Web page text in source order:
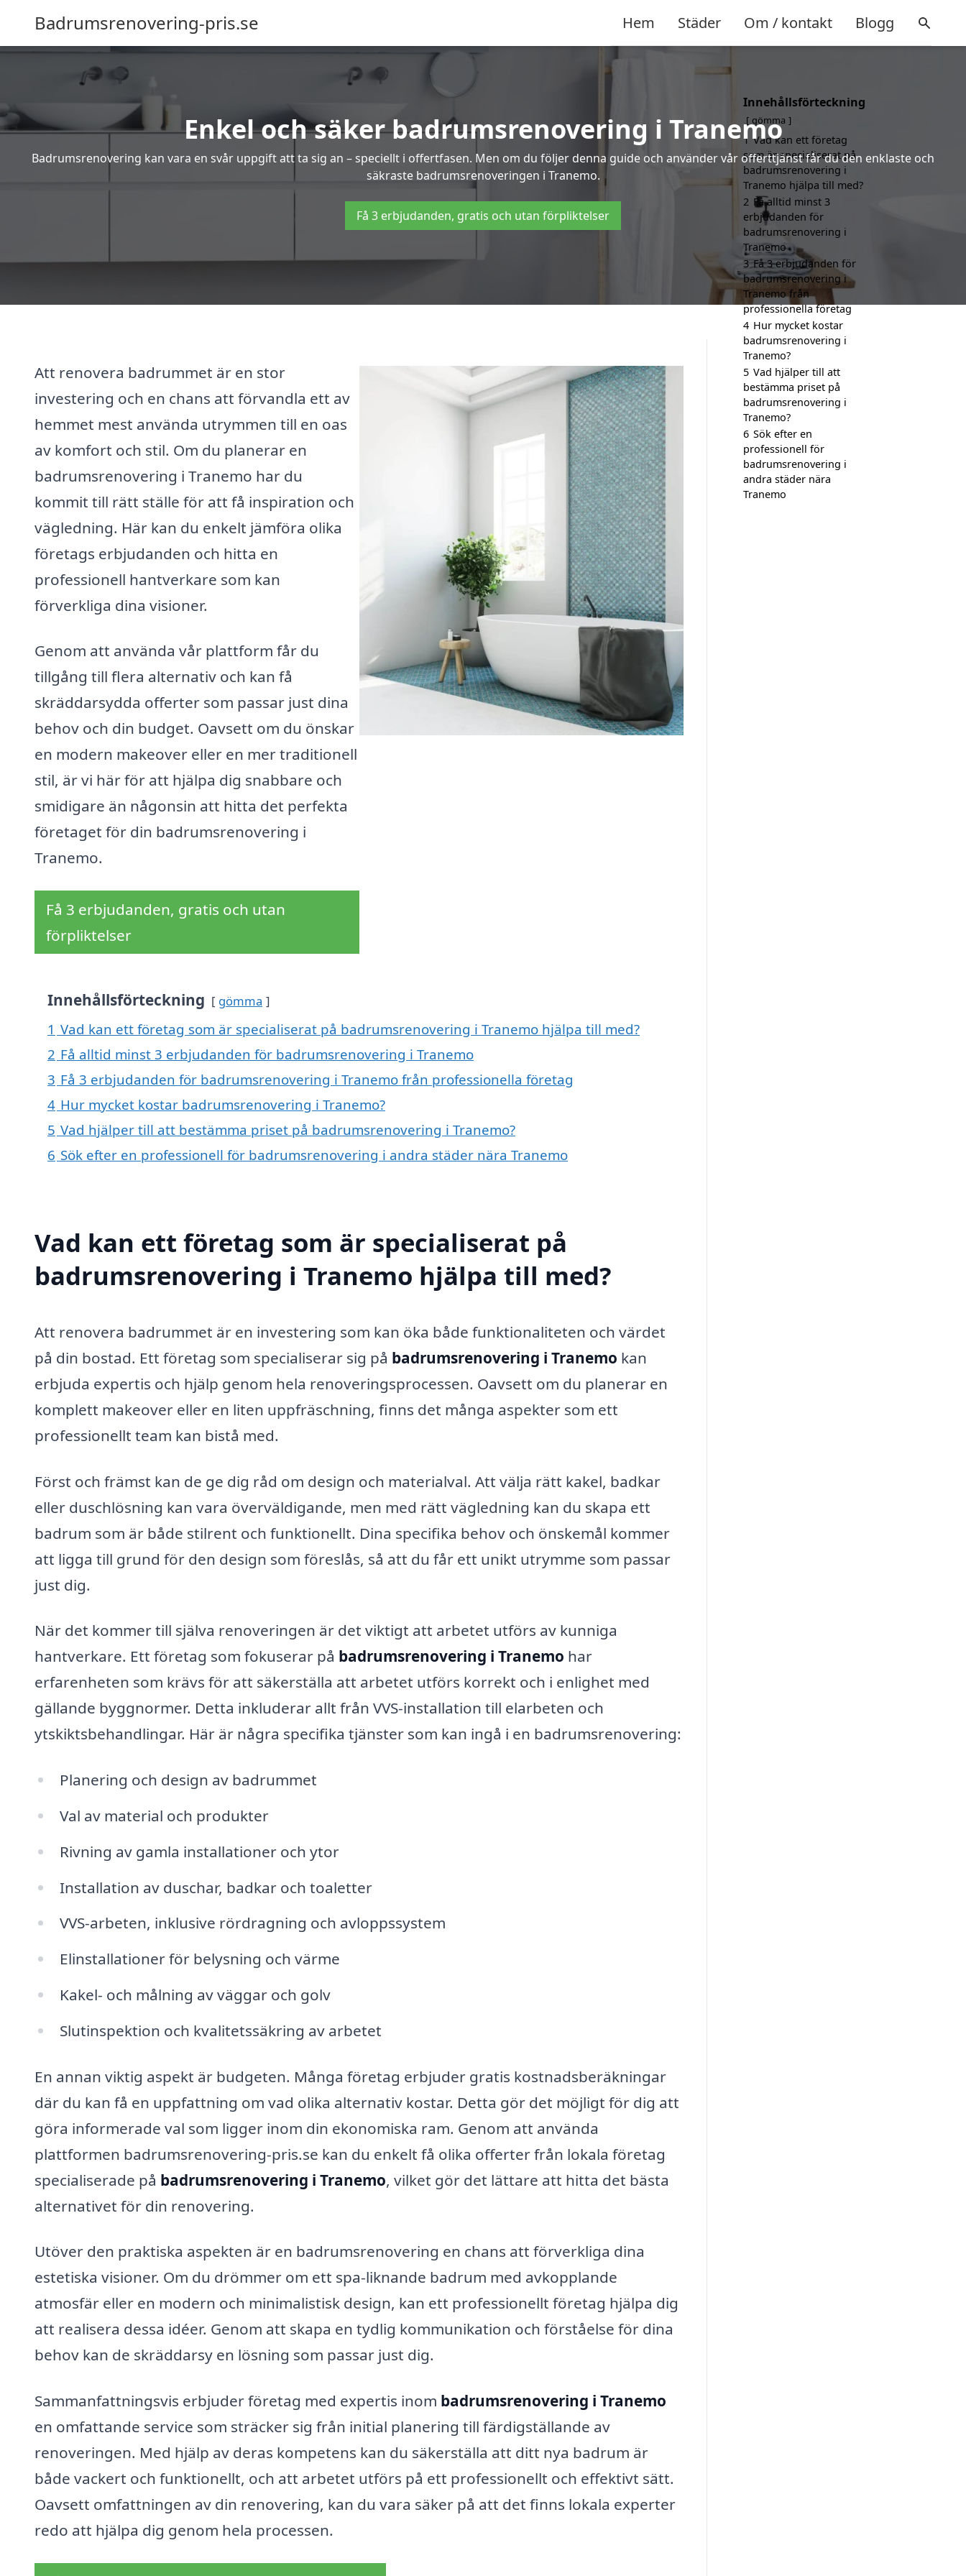
Badrumsrenovering-pris.se Hem Städer Om / kontakt Blogg
Enkel och säker badrumsrenovering i Tranemo
Badrumsrenovering kan vara en svår uppgift att ta sig an – speciellt i offertfasen. Men om du följer denna guide och använder vår offerttjänst får du den enklaste och
säkraste badrumsrenoveringen i Tranemo.
Få 3 erbjudanden, gratis och utan förpliktelser
Att renovera badrummet är en stor
investering och en chans att förvandla ett av
hemmet mest använda utrymmen till en oas
av komfort och stil. Om du planerar en
badrumsrenovering i Tranemo har du
kommit till rätt ställe för att få inspiration och
vägledning. Här kan du enkelt jämföra olika
företags erbjudanden och hitta en
professionell hantverkare som kan
förverkliga dina visioner.
Genom att använda vår plattform får du
tillgång till flera alternativ och kan få
skräddarsydda offerter som passar just dina
behov och din budget. Oavsett om du önskar
en modern makeover eller en mer traditionell
stil, är vi här för att hjälpa dig snabbare och
smidigare än någonsin att hitta det perfekta
företaget för din badrumsrenovering i
Tranemo.
Få 3 erbjudanden, gratis och utan
förpliktelser
Innehållsförteckning gömma
1 Vad kan ett företag som är specialiserat på badrumsrenovering i Tranemo hjälpa till med?
2 Få alltid minst 3 erbjudanden för badrumsrenovering i Tranemo
3 Få 3 erbjudanden för badrumsrenovering i Tranemo från professionella företag
4 Hur mycket kostar badrumsrenovering i Tranemo?
5 Vad hjälper till att bestämma priset på badrumsrenovering i Tranemo?
6 Sök efter en professionell för badrumsrenovering i andra städer nära Tranemo
Vad kan ett företag som är specialiserat på
badrumsrenovering i Tranemo hjälpa till med?
Att renovera badrummet är en investering som kan öka både funktionaliteten och värdet
på din bostad. Ett företag som specialiserar sig på badrumsrenovering i Tranemo kan
erbjuda expertis och hjälp genom hela renoveringsprocessen. Oavsett om du planerar en
komplett makeover eller en liten uppfräschning, finns det många aspekter som ett
professionellt team kan bistå med.
Först och främst kan de ge dig råd om design och materialval. Att välja rätt kakel, badkar
eller duschlösning kan vara överväldigande, men med rätt vägledning kan du skapa ett
badrum som är både stilrent och funktionellt. Dina specifika behov och önskemål kommer
att ligga till grund för den design som föreslås, så att du får ett unikt utrymme som passar
just dig.
När det kommer till själva renoveringen är det viktigt att arbetet utförs av kunniga
hantverkare. Ett företag som fokuserar på badrumsrenovering i Tranemo har
erfarenheten som krävs för att säkerställa att arbetet utförs korrekt och i enlighet med
gällande byggnormer. Detta inkluderar allt från VVS-installation till elarbeten och
ytskiktsbehandlingar. Här är några specifika tjänster som kan ingå i en badrumsrenovering:
Planering och design av badrummet
Val av material och produkter
Rivning av gamla installationer och ytor
Installation av duschar, badkar och toaletter
VVS-arbeten, inklusive rördragning och avloppssystem
Elinstallationer för belysning och värme
Kakel- och målning av väggar och golv
Slutinspektion och kvalitetssäkring av arbetet
En annan viktig aspekt är budgeten. Många företag erbjuder gratis kostnadsberäkningar
där du kan få en uppfattning om vad olika alternativ kostar. Detta gör det möjligt för dig att
göra informerade val som ligger inom din ekonomiska ram. Genom att använda
plattformen badrumsrenovering-pris.se kan du enkelt få olika offerter från lokala företag
specialiserade på badrumsrenovering i Tranemo, vilket gör det lättare att hitta det bästa
alternativet för din renovering.
Utöver den praktiska aspekten är en badrumsrenovering en chans att förverkliga dina
estetiska visioner. Om du drömmer om ett spa-liknande badrum med avkopplande
atmosfär eller en modern och minimalistisk design, kan ett professionellt företag hjälpa dig
att realisera dessa idéer. Genom att skapa en tydlig kommunikation och förståelse för dina
behov kan de skräddarsy en lösning som passar just dig.
Sammanfattningsvis erbjuder företag med expertis inom badrumsrenovering i Tranemo
en omfattande service som sträcker sig från initial planering till färdigställande av
renoveringen. Med hjälp av deras kompetens kan du säkerställa att ditt nya badrum är
både vackert och funktionellt, och att arbetet utförs på ett professionellt och effektivt sätt.
Oavsett omfattningen av din renovering, kan du vara säker på att det finns lokala experter
redo att hjälpa dig genom hela processen.
Innehållsförteckning
gömma
1 Vad kan ett företag
som är specialiserat på
badrumsrenovering i
Tranemo hjälpa till med?
2 Få alltid minst 3
erbjudanden för
badrumsrenovering i
Tranemo
3 Få 3 erbjudanden för
badrumsrenovering i
Tranemo från
professionella företag
4 Hur mycket kostar
badrumsrenovering i
Tranemo?
5 Vad hjälper till att
bestämma priset på
badrumsrenovering i
Tranemo?
6 Sök efter en
professionell för
badrumsrenovering i
andra städer nära
Tranemo